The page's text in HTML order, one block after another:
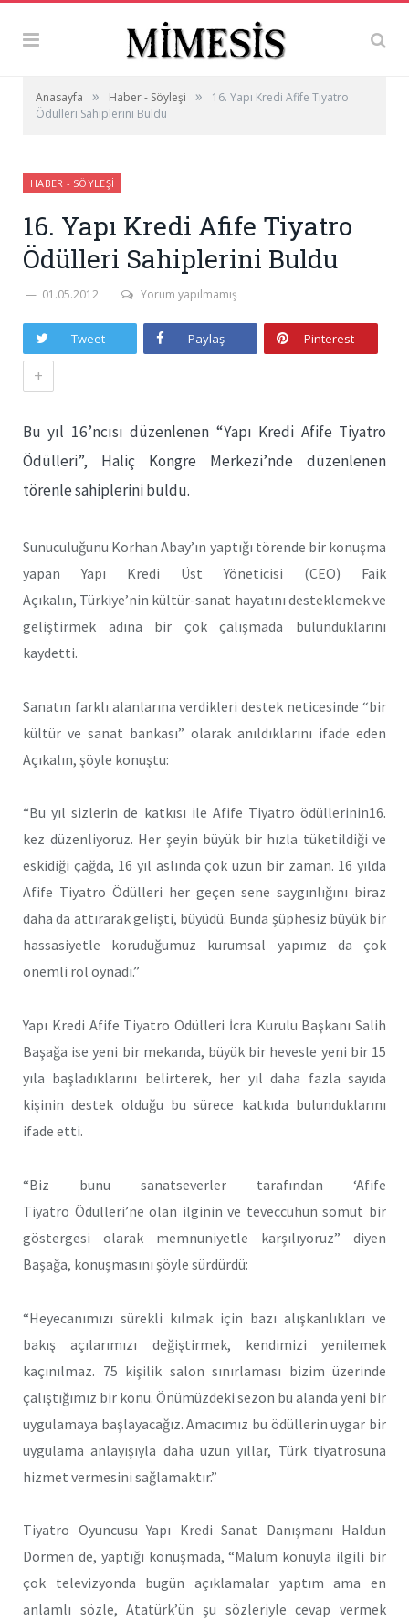
Anasayfa » Haber - Söyleşi »
16. Yapı Kredi Afife Tiyatro
Ödülleri Sahiplerini Buldu
HABER - SÖYLEŞI
16. Yapı Kredi Afife Tiyatro
Ödülleri Sahiplerini Buldu
01.05.2012 Yorum yapılmamış
Tweet Paylaş Pinterest
+
Bu yıl 16’ncısı düzenlenen “Yapı Kredi Afife Tiyatro
Ödülleri”, Haliç Kongre Merkezi’nde düzenlenen
törenle sahiplerini buldu.
Sunuculuğunu Korhan Abay’ın yaptığı törende bir konuşma
yapan Yapı Kredi Üst Yöneticisi (CEO) Faik
Açıkalın, Türkiye’nin kültür-sanat hayatını desteklemek ve
geliştirmek adına bir çok çalışmada bulunduklarını
kaydetti.
Sanatın farklı alanlarına verdikleri destek neticesinde “bir
kültür ve sanat bankası” olarak anıldıklarını ifade eden
Açıkalın, şöyle konuştu:
“Bu yıl sizlerin de katkısı ile Afife Tiyatro ödüllerinin16.
kez düzenliyoruz. Her şeyin büyük bir hızla tüketildiği ve
eskidiği çağda, 16 yıl aslında çok uzun bir zaman. 16 yılda
Afife Tiyatro Ödülleri her geçen sene saygınlığını biraz
daha da attırarak gelişti, büyüdü. Bunda şüphesiz büyük bir
hassasiyetle koruduğumuz kurumsal yapımız da çok
önemli rol oynadı.”
Yapı Kredi Afife Tiyatro Ödülleri İcra Kurulu Başkanı Salih
Başağa ise yeni bir mekanda, büyük bir hevesle yeni bir 15
yıla başladıklarını belirterek, her yıl daha fazla sayıda
kişinin destek olduğu bu sürece katkıda bulunduklarını
ifade etti.
“Biz bunu sanatseverler tarafından ‘Afife
Tiyatro Ödülleri’ne olan ilginin ve teveccühün somut bir
göstergesi olarak memnuniyetle karşılıyoruz” diyen
Başağa, konuşmasını şöyle sürdürdü:
“Heyecanımızı sürekli kılmak için bazı alışkanlıkları ve
bakış açılarımızı değiştirmek, kendimizi yenilemek
kaçınılmaz. 75 kişilik salon sınırlaması bizim üzerinde
çalıştığımız bir konu. Önümüzdeki sezon bu alanda yeni bir
uygulamaya başlayacağız. Amacımız bu ödüllerin uygar bir
uygulama anlayışıyla daha uzun yıllar, Türk tiyatrosuna
hizmet vermesini sağlamaktır.”
Tiyatro Oyuncusu Yapı Kredi Sanat Danışmanı Haldun
Dormen de, yaptığı konuşmada, “Malum konuyla ilgili bir
çok televizyonda bugün açıklamalar yaptım ama en
anlamlı sözle, Atatürk’ün şu sözleriyle cevap vermek